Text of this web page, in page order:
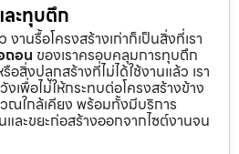
ะทุบตึก
านรื้อโครงสร้างเก่าก็เป็นสิ่งที่เรา
ถอน ของเราครอบคลุมการทุบตึก
อสิ่งปลูกสร้างที่ไม่ได้ใช้งานแล้ว เรา
เพื่อไม่ให้กระทบต่อโครงสร้างข้าง
วณใกล้เคียง พร้อมทั้งมีบริการ
ละขยะก่อสร้างออกจากไซต์งานจน